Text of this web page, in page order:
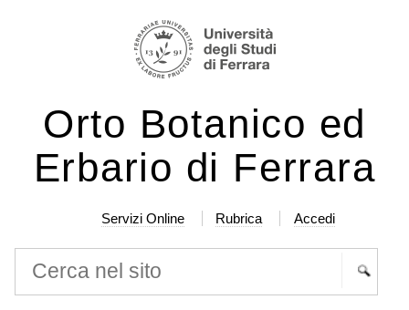
Salta
navigazione
Orto Botanico ed
Erbario di Ferrara
Servizi Online Rubrica Accedi